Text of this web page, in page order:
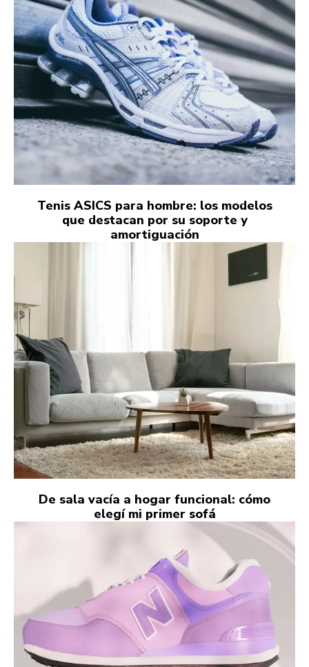
Tenis ASICS para hombre: los modelos
que destacan por su soporte y
amortiguación
De sala vacía a hogar funcional: cómo
elegí mi primer sofá